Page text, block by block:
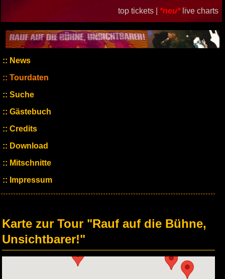
top tickets | *neu* live charts
News
Tourdaten
Suche
Gästebuch
Credits
Download
Mitschnitte
Impressum
Karte zur Tour "Rauf auf die Bühne,
Unsichtbarer!"